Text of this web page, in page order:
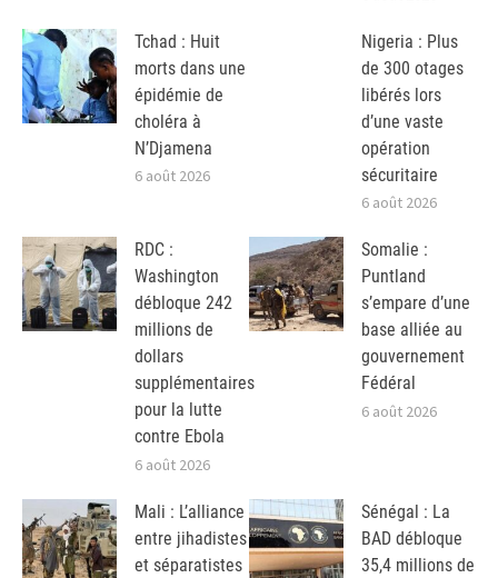
Tchad : Huit
morts dans une
épidémie de
choléra à
N’Djamena
6 août 2026
Nigeria : Plus
de 300 otages
libérés lors
d’une vaste
opération
sécuritaire
6 août 2026
RDC :
Washington
débloque 242
millions de
dollars
supplémentaires
pour la lutte
contre Ebola
6 août 2026
Somalie :
Puntland
s’empare d’une
base alliée au
gouvernement
Fédéral
6 août 2026
Mali : L’alliance
entre jihadistes
et séparatistes
Sénégal : La
BAD débloque
35,4 millions de